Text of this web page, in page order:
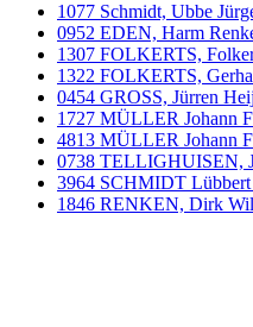
1077 Schmidt, Ubbe
0952 EDEN, Harm
1307 FOLKERTS,
1322 FOLKERTS,
0454 GROSS, Jürren
1727 MÜLLER Johann
4813 MÜLLER Johann
0738 TELLIGHUISEN,
3964 SCHMIDT Lübbert
1846 RENKEN, Dirk